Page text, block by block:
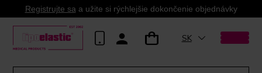
Registrujte sa a užite si rýchlejšie dokončenie objednávky
SK